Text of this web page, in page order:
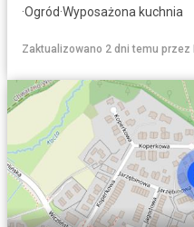
·Ogród·Wyposażona kuchnia
Zaktualizowano 2 dni temu przez